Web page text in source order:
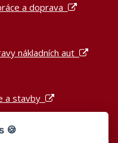
a doprava
nákladních aut
a stavby
🍪